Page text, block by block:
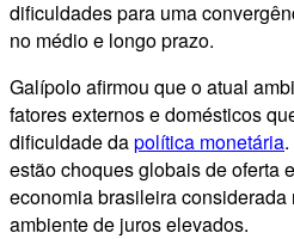
dificuldades para uma
no médio e longo prazo.
Galípolo afirmou que o atual
fatores externos e domésticos
dificuldade dapolítica monetária
estão choques globais de oferta
economia brasileira
ambiente de juros elevados.